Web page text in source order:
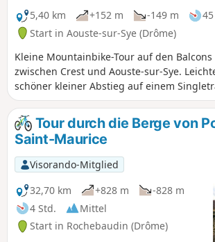
Akteuren nach den Grundsätzen der
Entwicklung bewirtschaftet. ⚠️ Zwischen
dem 15. September gilt der
2026-0176 vom 4. Juni 2026 über die
Zugangsbeschränkung zum Wald von
Plateau d’Ambel bei täglich bewerteter
Abend (gegen 17:30 Uhr) wird eine Karte
Tag veröffentlicht.
5,40 km
+152 m -149 m
Start in Aouste-sur-Sye (Drôme)
Kleine Mountainbike-Tour auf den
zwischen Crest und Aouste-sur-Sye.
schöner kleiner Abstieg auf einem
einen kleinen Ausflug im Winter.
Tour durch die Berge von
Saint-Maurice
Visorando-Mitglied
32,70 km
+828 m
-828 m
4 Std.
Mittel
Start in Rochebaudin (Drôme)